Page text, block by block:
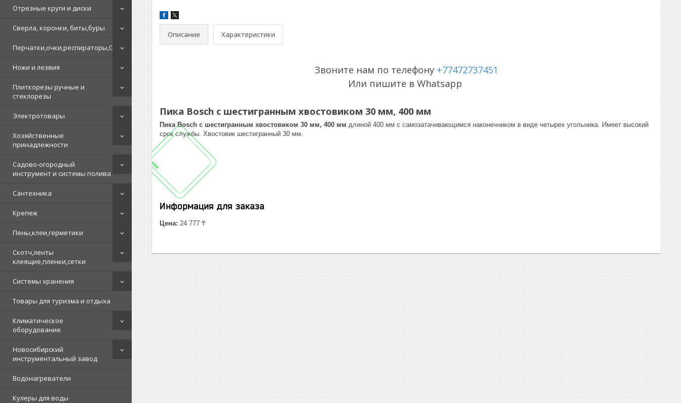
Отрезные круги и диски
Сверла, коронки, биты,буры
Перчатки,очки,респираторы,СИЗ
Ножи и лезвия
Плиткорезы ручные и
стеклорезы
Электротовары
Хозяйственные
принадлежности
Садово-огородный
инструмент и системы полива
Сантехника
Крепеж
Пены,клеи,герметики
Скотч,ленты
клеящие,пленки,сетки
Системы хранения
Товары для туризма и отдыха
Климатическое
оборудование
Новосибирский
инструментальный завод
Водонагреватели
Кулеры для воды
Описание Характеристики
Звоните нам по телефону +77472737451
Или пишите в Whatsapp
Пика Bosch с шестигранным хвостовиком 30 мм, 400 мм
Пика Bosch с шестигранным хвостовиком 30 мм, 400 мм длиной 400 мм с самозатачивающимся наконечником в виде четырех угольника. Имеет высокий
срок службы. Хвостовик шестигранный 30 мм.
Информация для заказа
Цена: 24 777 ₸